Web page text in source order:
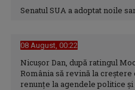
Autoritățile încearcă să
Senatul SUA a adoptat noile
08 August, 00:22
Nicușor Dan, după ratingul
România să revină la
renunțe la agendele politice